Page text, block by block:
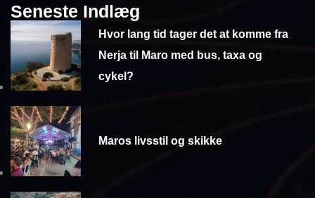
Seneste Indlæg
Hvor lang tid tager det at komme fra
Nerja til Maro med bus, taxa og
cykel?
Maros livsstil og skikke